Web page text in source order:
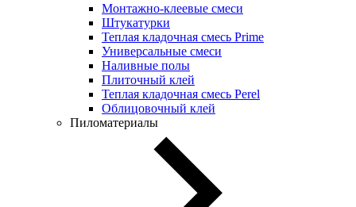
Монтажно-клеевые смеси
Штукатурки
Теплая кладочная смесь Prime
Универсальные смеси
Наливные полы
Плиточный клей
Теплая кладочная смесь Perel
Облицовочный клей
Пиломатериалы